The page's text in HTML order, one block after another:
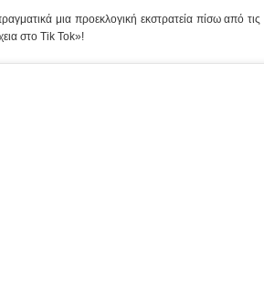
μια προεκλογική εκστρατεία πίσω από
στο Tik Tok»!